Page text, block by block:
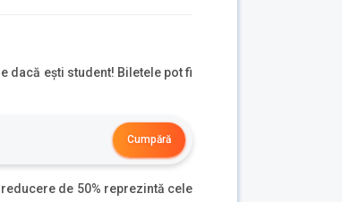
dacă ești student! Biletele pot fi
Cumpără
de 50% reprezintă cele